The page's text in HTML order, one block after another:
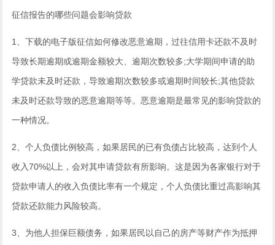
征信报告的哪些问题会影响贷款
1、下载的电子版征信如何修改恶意逾期，过往信用卡还款不及时
导致长期逾期或逾期金额较大、逾期次数较多;大学期间申请的助
学贷款未及时还款，导致逾期次数较多或逾期时间较长;其他贷款
未及时还款导致的恶意逾期等等。恶意逾期是最常见的影响贷款的
一种情况。
2、个人负债比例较高，如果居民的已有负债占比较高，达到个人
收入70%以上，会对其申请贷款有所影响。这是因为各家银行对于
贷款申请人的收入负债比率有一个规定，个人负债比重过高影响其
贷款还款能力风险较高。
3、为他人担保巨额债务，如果居民以自己的房产等财产作为抵押